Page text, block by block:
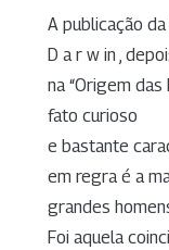
A publicação
D a r w in ,
na “Origem das
fato curioso
e bastante
em regra é a
grandes
Foi aquela